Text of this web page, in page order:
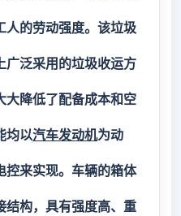
人的劳动强度。该垃圾
广泛采用的垃圾收运方
大降低了配备成本和空
均以汽车发动机为动
控来实现。车辆的箱体
结构，具有强度高、重